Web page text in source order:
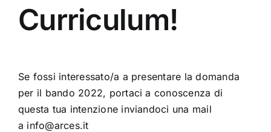
Curriculum!
Se fossi interessato/a a presentare la domanda
per il bando 2022, portaci a conoscenza di
questa tua intenzione inviandoci una mail
a info@arces.it